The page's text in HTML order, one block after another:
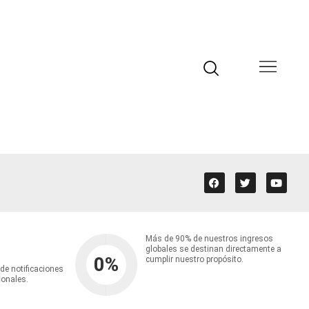
notificaciones
0%
Más de 90% de nuestros ingresos
globales se destinan directamente a
cumplir nuestro propósito.